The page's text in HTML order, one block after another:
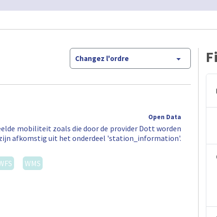
Changez l'ordre
Open Data
mobiliteit zoals die door de provider Dott worden
zijn afkomstig uit het onderdeel 'station_information'.
WMS